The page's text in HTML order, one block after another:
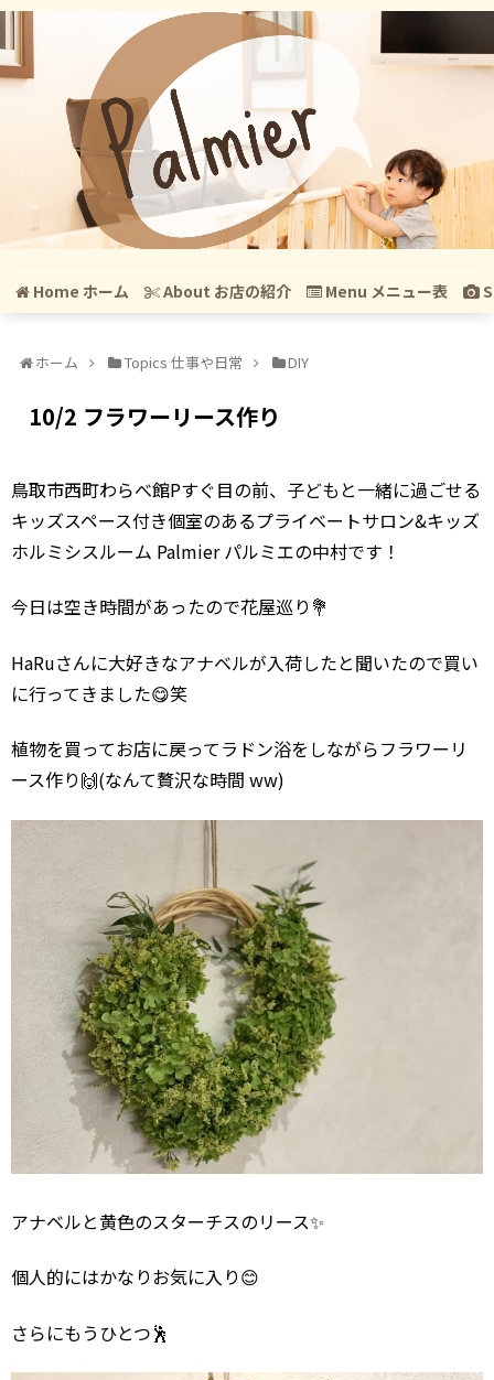
Home ホーム About お店の紹介 Menu メニュー表
ホーム Topics 仕事や日常 DIY
10/2 フラワーリース作り
鳥取市西町わらべ館Pすぐ目の前、子どもと一緒に過ごせる
キッズスペース付き個室のあるプライベートサロン&キッズ
ホルミシスルーム Palmier パルミエの中村です！
今日は空き時間があったので花屋巡り💐
HaRuさんに大好きなアナベルが入荷したと聞いたので買い
に行ってきました😋笑
植物を買ってお店に戻ってラドン浴をしながらフラワーリ
ース作り🙌(なんて贅沢な時間 ww)
アナベルと黄色のスターチスのリース✨
個人的にはかなりお気に入り😊
さらにもうひとつ🕺